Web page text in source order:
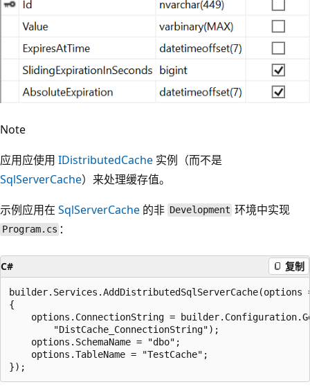
Note
应用应使用 IDistributedCache 实例（而不是
SqlServerCache）来处理缓存值。
示例应用在 SqlServerCache 的非 Development 环境中实现
Program.cs ：
C# 复制
builder.Services.AddDistributedSqlServerCache(options
{
options.ConnectionString =
        "DistCache_ConnectionString");
    options.SchemaName = "dbo";
    options.TableName = "TestCache";